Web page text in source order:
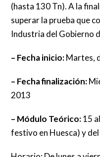
(hasta 130 Tn). A la
superar la prueba que
Industria del Gobierno
– Fecha inicio:Martes,
– Fecha finalización:
2013
– Módulo Teórico:15
festivo en Huesca) y